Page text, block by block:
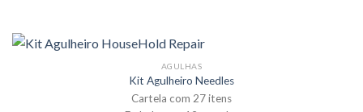
AGULHAS
Kit Agulheiro Needles
Cartela com 27 itens